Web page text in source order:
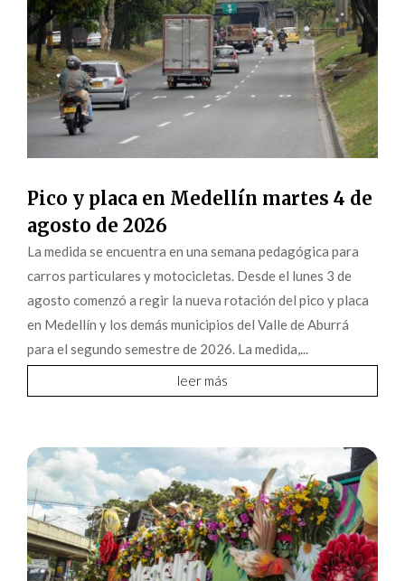
Pico y placa en Medellín martes 4 de
agosto de 2026
La medida se encuentra en una semana pedagógica para
carros particulares y motocicletas. Desde el lunes 3 de
agosto comenzó a regir la nueva rotación del pico y placa
en Medellín y los demás municipios del Valle de Aburrá
para el segundo semestre de 2026. La medida,...
leer más